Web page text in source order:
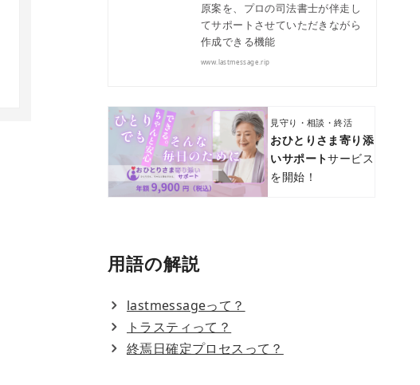
原案を、プロの司法書士が伴走し
てサポートさせていただきながら
作成できる機能
www.lastmessage.rip
見守り・相談・終活
おひとりさま寄り添
いサポートサービス
を開始！
用語の解説
lastmessageって？
トラスティって？
終焉日確定プロセスって？